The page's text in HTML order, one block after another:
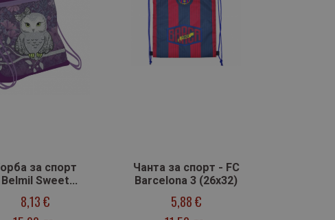
за спорт
Belmil Sweet
Dreams
8,13 €
Чанта за спорт - FC
Barcelona 3 (26х32)
5,88 €